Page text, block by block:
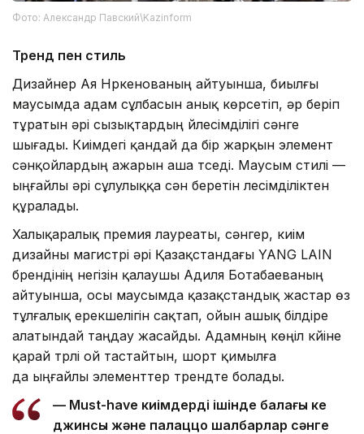
Фото: Александр Павский\Kazinform
Тренд пен стиль
Дизайнер Ая Нүркенованың айтуынша, биылғы
маусымда адам сұлбасын анық көрсетіп, әр беріп
тұратын әрі сызықтардың үйлесімділігі сәнге
шығады. Киімдегі қандай да бір жарқын элемент
сәнқойлардың ажарын аша түседі. Маусым стилі —
ыңғайлы әрі сұлулыққа сән беретін үлесімділіктен
құралады.
Халықаралық премия лауреаты, сәнгер, киім
дизайны магистрі әрі Қазақстандағы YANG LAIN
брендінің негізін қалаушы Адиля Ботабаеваның
айтуынша, осы маусымда қазақстандық жастар өз
тұлғалық ерекшелігін сақтап, ойын ашық білдіре
алатындай таңдау жасайды. Адамның көңіл күйіне
қарай түрлі ой тастайтын, шорт қимылға
да ыңғайлы элементтер трендте болады.
— Must-have киімдердің ішінде балағы кең
джинсы және палаццо шалбарлар сәнге